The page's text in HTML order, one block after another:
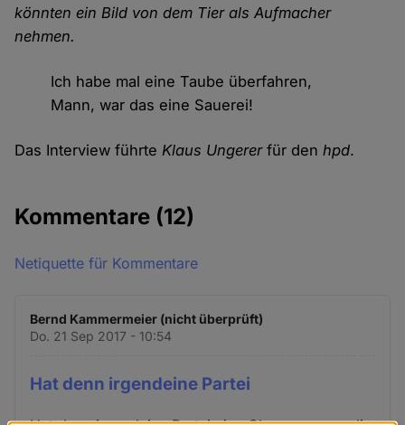
könnten ein Bild von dem Tier als Aufmacher
nehmen.
Ich habe mal eine Taube überfahren,
Mann, war das eine Sauerei!
Das Interview führteKlaus Ungererfür denhpd.
Kommentare (12)
Netiquette für Kommentare
Bernd Kammermeier (nicht überprüft)
Do. 21 Sep 2017 - 10:54
Hat denn irgendeine Partei